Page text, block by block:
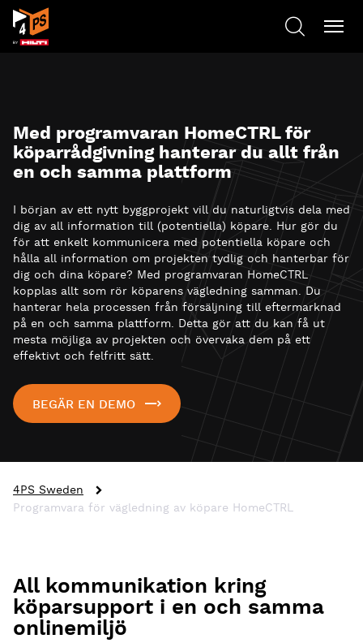
Med programvaran HomeCTRL för
köparrådgivning hanterar du allt från
en och samma plattform
I början av ett nytt byggprojekt vill du naturligtvis dela med
dig av all information till (potentiella) köpare. Hur gör du
för att enkelt kommunicera med potentiella köpare och
hålla all information om projekten tydlig och hanterbar för
dig och dina köpare? Med programvaran HomeCTRL
kopplas allt som rör köparens vägledning samman. Du
hanterar hela processen från försäljning till eftermarknad
på en och samma plattform. Detta gör att du kan få ut
mesta möjliga av projekten och övervaka dem på ett
effektivt och felfritt sätt.
BEGÄR EN DEMO
4PS Sweden
Programvara för vägledning av köpare HomeCTRL
All kommunikation kring
köparsupport i en och samma
onlinemiljö